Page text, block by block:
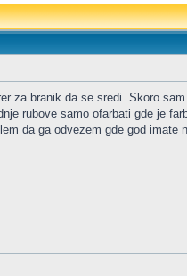
za branik da se sredi. Skoro
rubove samo ofarbati gde je
da ga odvezem gde god